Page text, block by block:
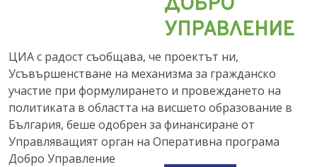
УПРАВЛЕНИЕ
ЦИА с радост съобщава, че проектът ни,
Усъвършенстване на механизма за гражданско
участие при формулирането и провеждането на
политиката в областта на висшето образование в
България, беше одобрен за финансиране от
Управляващият орган на Оперативна програма
Добро Управление